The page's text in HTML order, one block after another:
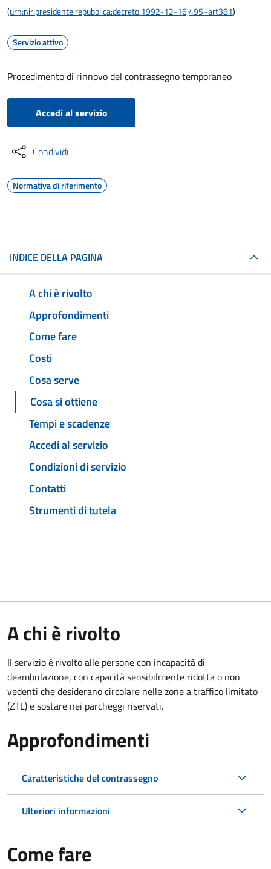
(urn:nir:presidente.repubblica:decreto:1992-12-16;495~art381)
Servizio attivo
Procedimento di rinnovo del contrassegno temporaneo
Accedi al servizio
Condividi
Normativa di riferimento
INDICE DELLA PAGINA
A chi è rivolto
Approfondimenti
Come fare
Costi
Cosa serve
Cosa si ottiene
Tempi e scadenze
Accedi al servizio
Condizioni di servizio
Contatti
Strumenti di tutela
A chi è rivolto
Il servizio è rivolto alle persone con incapacità di
deambulazione, con capacità sensibilmente ridotta o non
vedenti che desiderano circolare nelle zone a traffico limitato
(ZTL) e sostare nei parcheggi riservati.
Approfondimenti
Caratteristiche del contrassegno
Ulteriori informazioni
Come fare